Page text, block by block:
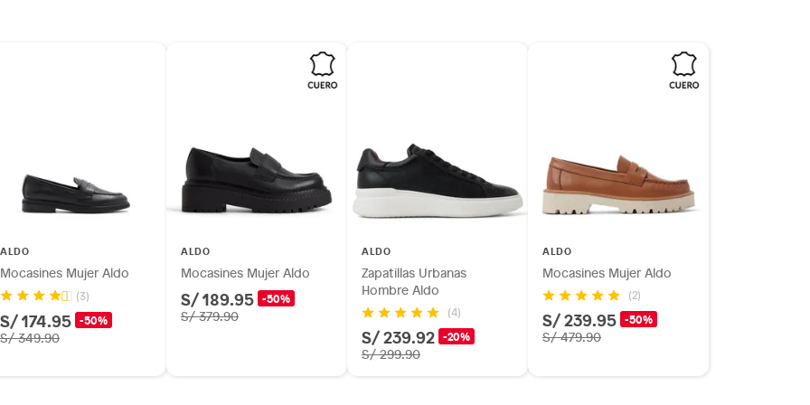
suplementos alimenticios, vitaminas.
ALDO
Mocasines Mujer Aldo
(3)
S/ 174.95 -50%
S/ 349.90
ALDO
Mocasines Mujer Aldo
S/ 189.95 -50%
S/ 379.90
ALDO
Zapatillas Urbanas
Hombre Aldo
(4)
S/ 239.92 -20%
S/ 299.90
ALDO
Mocasines Mujer Aldo
(2)
S/ 239.95 -50%
S/ 479.90